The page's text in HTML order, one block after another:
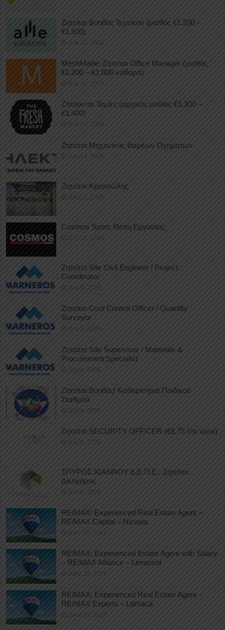
Ζητείται Βοηθός Τεχνικού (μισθός €1.200 –
€1.600)
July 15, 2026
MeshMade: Ζητείται Office Manager (μισθός
€1.200 – €1.600 καθαρά)
July 15, 2026
Ζητούνται Ταμίες (αρχικός μισθός €1.300 –
€1.400)
July 14, 2026
Ζητείται Μηχανικός Βαρέων Οχημάτων
July 13, 2026
Ζητείται Κρεοπώλης
July 12, 2026
Cosmos Sport: Θέση Εργασίας
July 10, 2026
Ζητείται Site Civil Engineer / Project
Coordinator
July 9, 2026
Ζητείται Cost Control Officer / Quantity
Surveyor
July 9, 2026
Ζητείται Site Supervisor / Materials &
Procurement Specialist
July 9, 2026
Ζητείται Βοηθός/ Καθαρίστρια Παιδικού
Σταθμού
July 8, 2026
Ζητείται SECURITY OFFICER (€8,75 την ώρα)
July 8, 2026
ΣΠΥΡΟΣ ΙΩΑΝΝΟΥ Δ.Ε.Π.Ε.: Ζητείται
Δικηγόρος
July 8, 2026
RE/MAX: Experienced Real Estate Agent –
RE/MAX Capital – Nicosia
June 29, 2026
RE/MAX: Experienced Estate Agent with Salary
– RE/MAX Alliance – Limassol
June 29, 2026
RE/MAX: Experienced Real Estate Agent –
RE/MAX Experts – Larnaca
June 29, 2026